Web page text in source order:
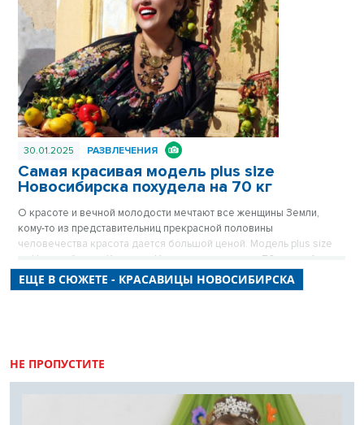
30.01.2025 РАЗВЛЕЧЕНИЯ
Самая красивая модель plus size
Новосибирска похудела на 70 кг
О красоте и вечной молодости мечтают все женщины Земли,
кому-то из представительниц прекрасной половины
человечества красота дается большой ценой. Модель plus size
из Новосибирска Катерина Иванова похудела на 70 кг, чтобы
нравиться себе и другим. О том, что ей пришлось пережить, она
рассказала в беседе с VN.ru.
ЕЩЕ В СЮЖЕТЕ - КРАСАВИЦЫ НОВОСИБИРСКА
НЕ ПРОПУСТИТЕ